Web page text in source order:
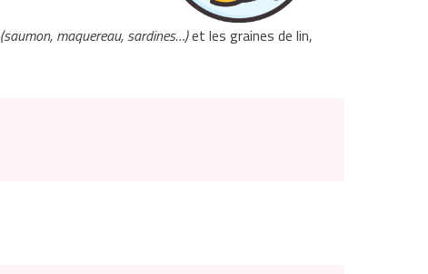
(saumon, maquereau, sardines…)et les graines de lin,